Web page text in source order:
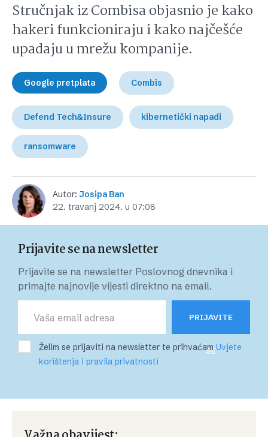
Stručnjak iz Combisa objasnio je kako
hakeri funkcioniraju i kako najčešće
upadaju u mrežu kompanije.
Google pretplata Combis
Defend Tech&Insure kibernetički napadi
ransomware
Autor: Josipa Ban
22. travanj 2024. u 07:08
Prijavite se na newsletter
Prijavite se na newsletter Poslovnog dnevnika i
primajte najnovije vijesti direktno na email.
PRIJAVITE
SE
Želim se prijaviti na newsletter te prihvaćamUvjete
korištenja i pravila privatnosti